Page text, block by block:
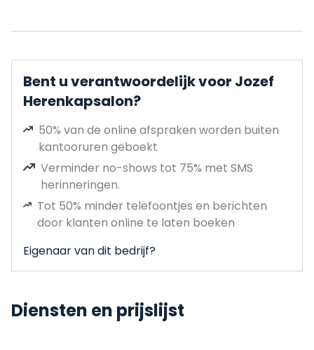
Bent u verantwoordelijk voor Jozef
Herenkapsalon?
50% van de online afspraken worden buiten
kantooruren geboekt
Verminder no-shows tot 75% met SMS
herinneringen.
Tot 50% minder telefoontjes en berichten
door klanten online te laten boeken
Eigenaar van dit bedrijf?
Diensten en prijslijst